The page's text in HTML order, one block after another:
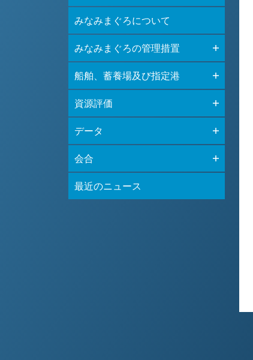
みなみまぐろについて
みなみまぐろの管理措置
船舶、蓄養場及び指定港
資源評価
データ
会合
最近のニュース